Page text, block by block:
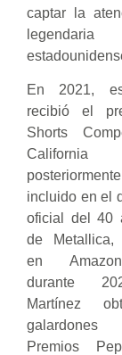
captar la
En 2021,
recibió el
Shorts
incluido en el
oficial del 40
de Metallica,
en
durante
Martínez
Premios